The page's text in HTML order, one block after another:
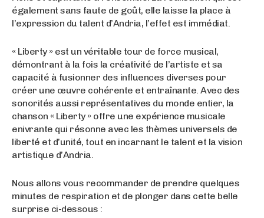
également sans faute de goût, elle laisse la place à
l’expression du talent d’Andria, l’effet est immédiat.
« Liberty » est un véritable tour de force musical,
démontrant à la fois la créativité de l’artiste et sa
capacité à fusionner des influences diverses pour
créer une œuvre cohérente et entraînante. Avec des
sonorités aussi représentatives du monde entier, la
chanson « Liberty » offre une expérience musicale
enivrante qui résonne avec les thèmes universels de
liberté et d’unité, tout en incarnant le talent et la vision
artistique d’Andria.
Nous allons vous recommander de prendre quelques
minutes de respiration et de plonger dans cette belle
surprise ci-dessous :